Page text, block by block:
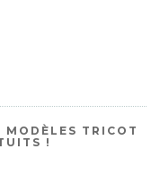
MODÈLES TRICOT
!